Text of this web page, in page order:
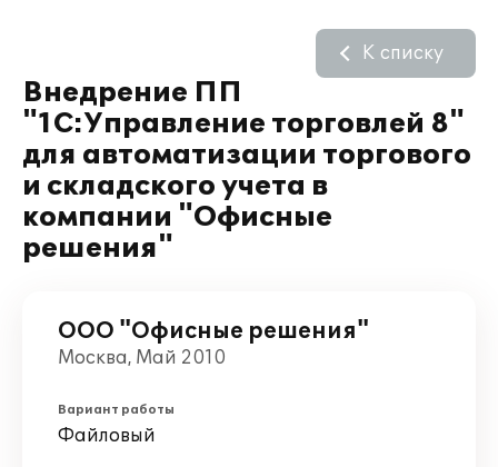
Внедрение ПП
"1С:Управление торговлей 8"
для автоматизации торгового
и складского учета в
компании "Офисные
решения"
К списку
ООО "Офисные решения"
Москва, Май 2010
Вариант работы
Файловый